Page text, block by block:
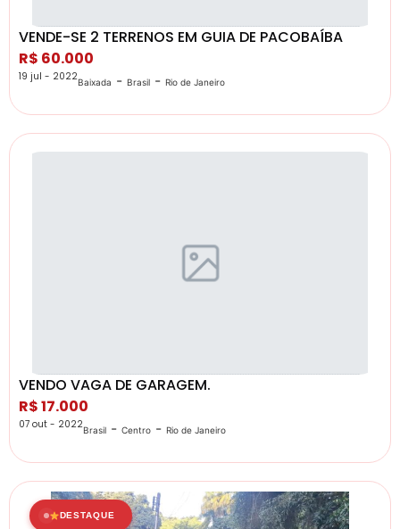
VENDE-SE 2 TERRENOS EM GUIA DE PACOBAÍBA
R$ 60.000
19 jul - 2022Baixada - Brasil - Rio de Janeiro
VENDO VAGA DE GARAGEM.
R$ 17.000
07 out - 2022Brasil - Centro - Rio de Janeiro
DESTAQUE